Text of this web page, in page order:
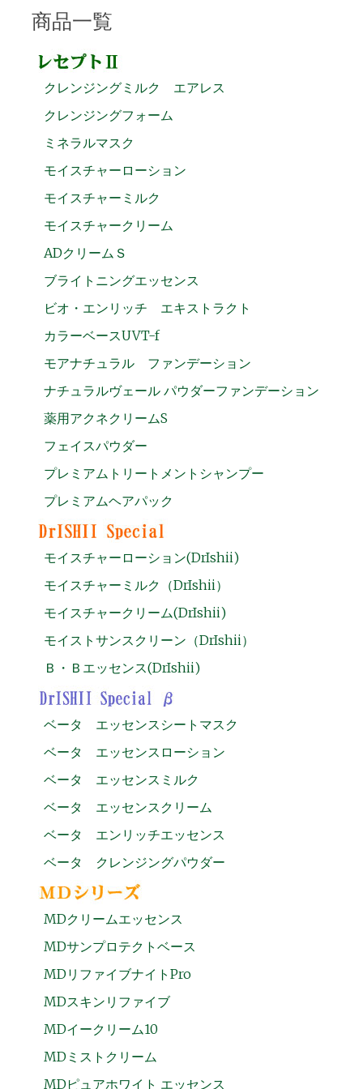
商品一覧
クレンジングミルク エアレス
クレンジングフォーム
ミネラルマスク
モイスチャーローション
モイスチャーミルク
モイスチャークリーム
ADクリームＳ
ブライトニングエッセンス
ビオ・エンリッチ エキストラクト
カラーベースUVT-f
モアナチュラル ファンデーション
ナチュラルヴェール パウダーファンデーション
薬用アクネクリームS
フェイスパウダー
プレミアムトリートメントシャンプー
プレミアムヘアパック
モイスチャーローション(DrIshii)
モイスチャーミルク（DrIshii）
モイスチャークリーム(DrIshii)
モイストサンスクリーン（DrIshii）
Ｂ・Ｂエッセンス(DrIshii)
ベータ エッセンスシートマスク
ベータ エッセンスローション
ベータ エッセンスミルク
ベータ エッセンスクリーム
ベータ エンリッチエッセンス
ベータ クレンジングパウダー
MDクリームエッセンス
MDサンプロテクトベース
MDリファイブナイトPro
MDスキンリファイブ
MDイークリーム10
MDミストクリーム
MDピュアホワイト エッセンス